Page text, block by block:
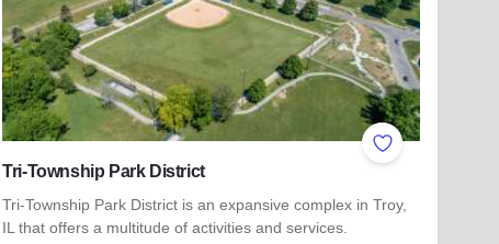
Add to Favorites
Tri-Township Park District
Tri-Township Park District is an expansive complex in Troy,
IL that offers a multitude of activities and services.